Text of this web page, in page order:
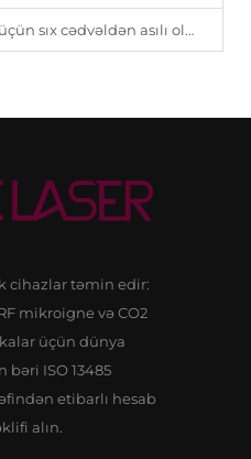
demək olar ki, mümkün deyil. Kriolipoliz maşını hədəfli yağ azaldılması təmin edərək, heç bir cərrahi kəsik tələb etməyən...
cihazlar təmin edir:
mikroigne və CO2
üçün dünya
bəri ISO 13485
etibarlı hesab
alın.